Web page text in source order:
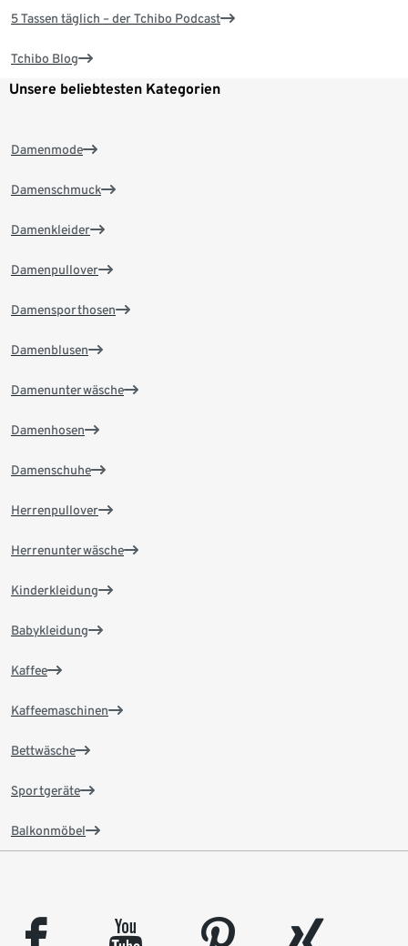
5 Tassen täglich – der Tchibo Podcast
Tchibo Blog
Unsere beliebtesten Kategorien
Damenmode
Damenschmuck
Damenkleider
Damenpullover
Damensporthosen
Damenblusen
Damenunterwäsche
Damenhosen
Damenschuhe
Herrenpullover
Herrenunterwäsche
Kinderkleidung
Babykleidung
Kaffee
Kaffeemaschinen
Bettwäsche
Sportgeräte
Balkonmöbel